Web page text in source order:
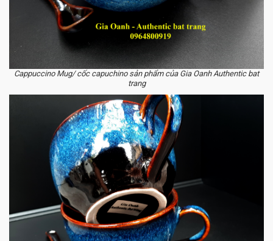
Cappuccino Mug/ cốc capuchino sản phẩm của Gia Oanh Authentic bat
trang